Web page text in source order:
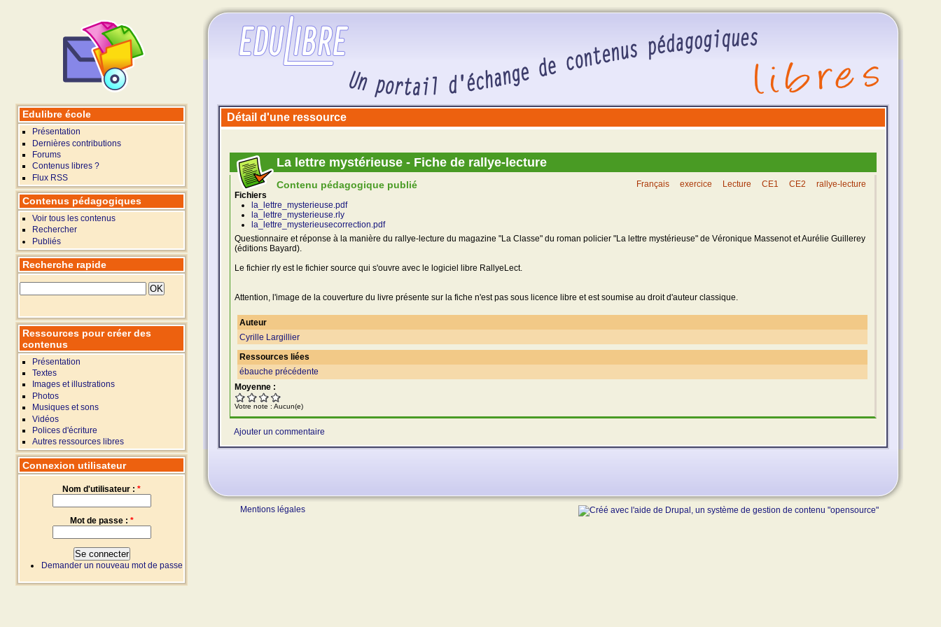
Détail d'une ressource
La lettre mystérieuse - Fiche de rallye-lecture
Français exercice Lecture CE1 CE2 rallye-lecture
Contenu pédagogique publié
Fichiers
la_lettre_mysterieuse.pdf
la_lettre_mysterieuse.rly
la_lettre_mysterieusecorrection.pdf
Questionnaire et réponse à la manière du rallye-lecture du magazine "La Classe" du roman policier "La lettre mystérieuse" de Véronique Massenot et Aurélie Guillerey
(éditions Bayard).
Le fichier rly est le fichier source qui s'ouvre avec le logiciel libre RallyeLect.
Attention, l'image de la couverture du livre présente sur la fiche n'est pas sous licence libre et est soumise au droit d'auteur classique.
Auteur
Cyrille Largillier
Ressources liées
ébauche précédente
Moyenne :
Votre note : Aucun(e)
Ajouter un commentaire
Mentions légales
Edulibre école
Présentation
Dernières contributions
Forums
Contenus libres ?
Flux RSS
Contenus pédagogiques
Voir tous les contenus
Rechercher
Publiés
Recherche rapide
Ressources pour créer des
contenus
Présentation
Textes
Images et illustrations
Photos
Musiques et sons
Vidéos
Polices d'écriture
Autres ressources libres
Connexion utilisateur
Nom d'utilisateur : *
Mot de passe : *
Demander un nouveau mot de passe